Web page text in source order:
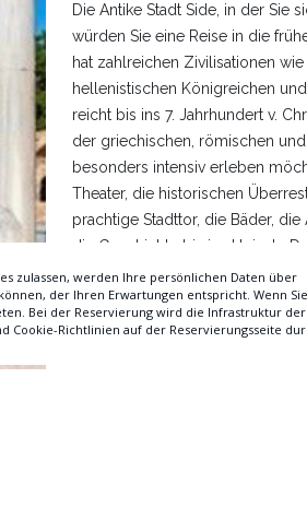
Die Antike Stadt Side, in der Sie
würden Sie eine Reise in die
hat zahlreichen Zivilisationen
hellenistischen Königreichen
reicht bis ins 7. Jahrhundert v.
der griechischen, römischen
besonders intensiv erleben
Theater, die historischen
prachtige Stadttor, die Bäder,
die Geschichte bis ins kleinste
Manavgat gelegene antike Stadt
und ihren goldenen Stränden
Zudem werden Sie hier einen